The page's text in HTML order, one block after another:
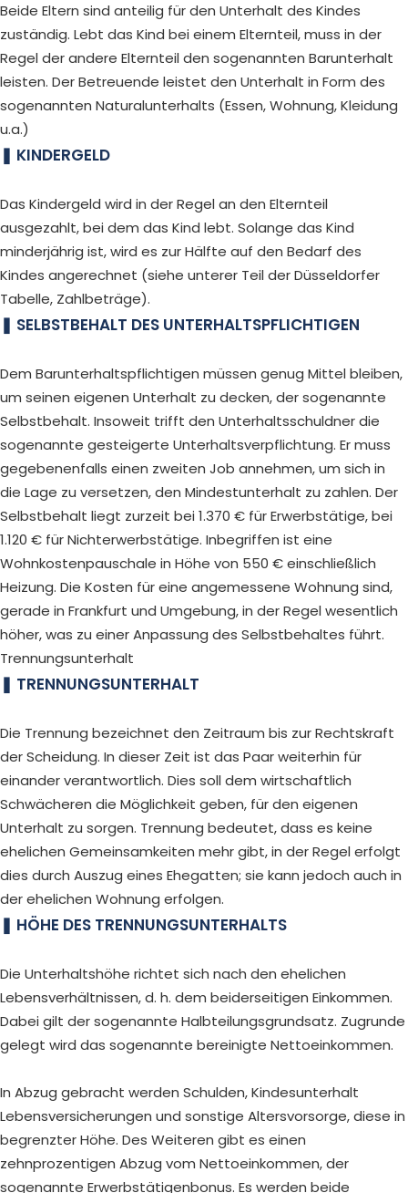
Beide Eltern sind anteilig für den Unterhalt des Kindes
zuständig. Lebt das Kind bei einem Elternteil, muss in der
Regel der andere Elternteil den sogenannten Barunterhalt
leisten. Der Betreuende leistet den Unterhalt in Form des
sogenannten Naturalunterhalts (Essen, Wohnung, Kleidung
u.a.)
KINDERGELD
Das Kindergeld wird in der Regel an den Elternteil
ausgezahlt, bei dem das Kind lebt. Solange das Kind
minderjährig ist, wird es zur Hälfte auf den Bedarf des
Kindes angerechnet (siehe unterer Teil der Düsseldorfer
Tabelle, Zahlbeträge).
SELBSTBEHALT DES UNTERHALTSPFLICHTIGEN
Dem Barunterhaltspflichtigen müssen genug Mittel bleiben,
um seinen eigenen Unterhalt zu decken, der sogenannte
Selbstbehalt. Insoweit trifft den Unterhaltsschuldner die
sogenannte gesteigerte Unterhaltsverpflichtung. Er muss
gegebenenfalls einen zweiten Job annehmen, um sich in
die Lage zu versetzen, den Mindestunterhalt zu zahlen. Der
Selbstbehalt liegt zurzeit bei 1.370 € für Erwerbstätige, bei
1.120 € für Nichterwerbstätige. Inbegriffen ist eine
Wohnkostenpauschale in Höhe von 550 € einschließlich
Heizung. Die Kosten für eine angemessene Wohnung sind,
gerade in Frankfurt und Umgebung, in der Regel wesentlich
höher, was zu einer Anpassung des Selbstbehaltes führt.
Trennungsunterhalt
TRENNUNGSUNTERHALT
Die Trennung bezeichnet den Zeitraum bis zur Rechtskraft
der Scheidung. In dieser Zeit ist das Paar weiterhin für
einander verantwortlich. Dies soll dem wirtschaftlich
Schwächeren die Möglichkeit geben, für den eigenen
Unterhalt zu sorgen. Trennung bedeutet, dass es keine
ehelichen Gemeinsamkeiten mehr gibt, in der Regel erfolgt
dies durch Auszug eines Ehegatten; sie kann jedoch auch in
der ehelichen Wohnung erfolgen.
HÖHE DES TRENNUNGSUNTERHALTS
Die Unterhaltshöhe richtet sich nach den ehelichen
Lebensverhältnissen, d. h. dem beiderseitigen Einkommen.
Dabei gilt der sogenannte Halbteilungsgrundsatz. Zugrunde
gelegt wird das sogenannte bereinigte Nettoeinkommen.
In Abzug gebracht werden Schulden, Kindesunterhalt
Lebensversicherungen und sonstige Altersvorsorge, diese in
begrenzter Höhe. Des Weiteren gibt es einen
zehnprozentigen Abzug vom Nettoeinkommen, der
sogenannte Erwerbstätigenbonus. Es werden beide